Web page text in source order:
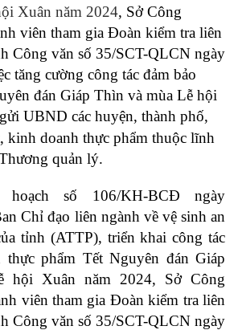
Xuân năm 2024, Sở Công
viên tham gia Đoàn kiểm tra liên
Công văn số 35/SCT-QLCN ngày
tăng cường công tác đảm bảo
đán Giáp Thìn và mùa Lễ hội
UBND các huyện, thành phố,
kinh doanh thực phẩm thuộc lĩnh
quản lý.
số 106/KH-BCĐ ngày
Chỉ đạo liên ngành về vệ sinh an
tỉnh (ATTP), triển khai công tác
thực phẩm Tết Nguyên đán Giáp
hội Xuân năm 2024, Sở Công
viên tham gia Đoàn kiểm tra liên
Công văn số 35/SCT-QLCN ngày